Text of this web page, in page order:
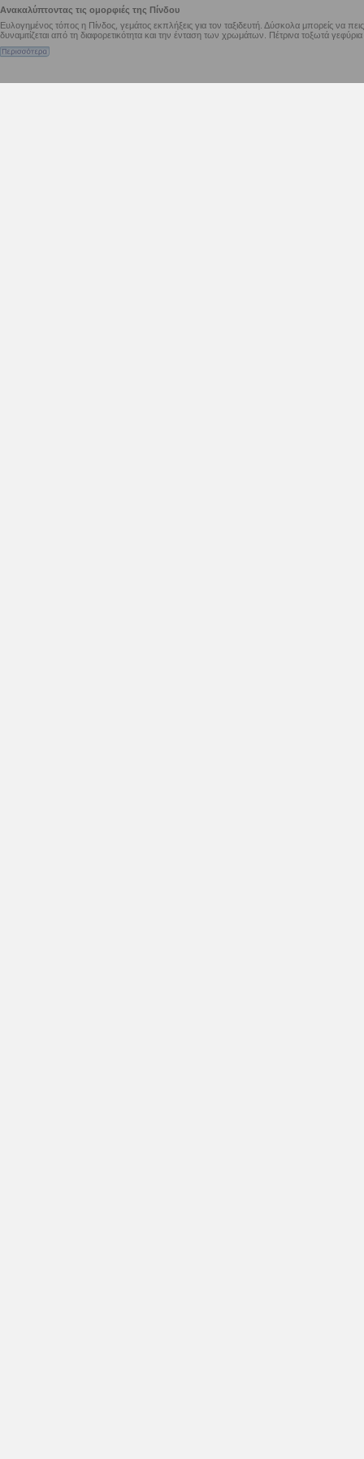
Ανακαλύπτοντας τις ομορφιές της Πίνδου
Ευλογημένος τόπος η Πίνδος, γεμάτος εκπλήξεις για τον ταξιδευτή. Δύσκολα μπορείς να
δυναμιτίζεται από τη διαφορετικότητα και την ένταση των χρωμάτων. Πέτρινα τοξωτά